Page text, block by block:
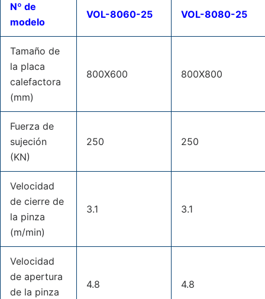
Nº de
modelo
VOL-8060-25 VOL-8080-25
Tamaño de
la placa
calefactora
(mm)
800X600 800X800
Fuerza de
sujeción
(KN)
250 250
Velocidad
de cierre de
la pinza
(m/min)
3.1 3.1
Velocidad
de apertura
de la pinza
4.8 4.8